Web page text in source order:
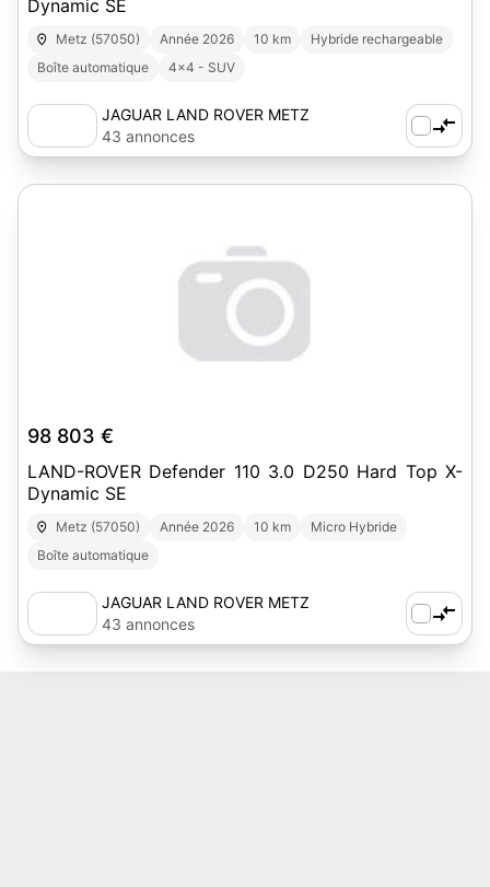
Dynamic SE
Metz (57050) Année 2026 10 km
Hybride rechargeable
Boîte automatique
4x4 - SUV
JAGUAR LAND ROVER METZ
43 annonces
98 803 €
LAND-ROVER Defender 110 3.0 D250 Hard Top X-
Dynamic SE
Metz (57050) Année 2026 10 km
Micro Hybride
Boîte automatique
JAGUAR LAND ROVER METZ
43 annonces